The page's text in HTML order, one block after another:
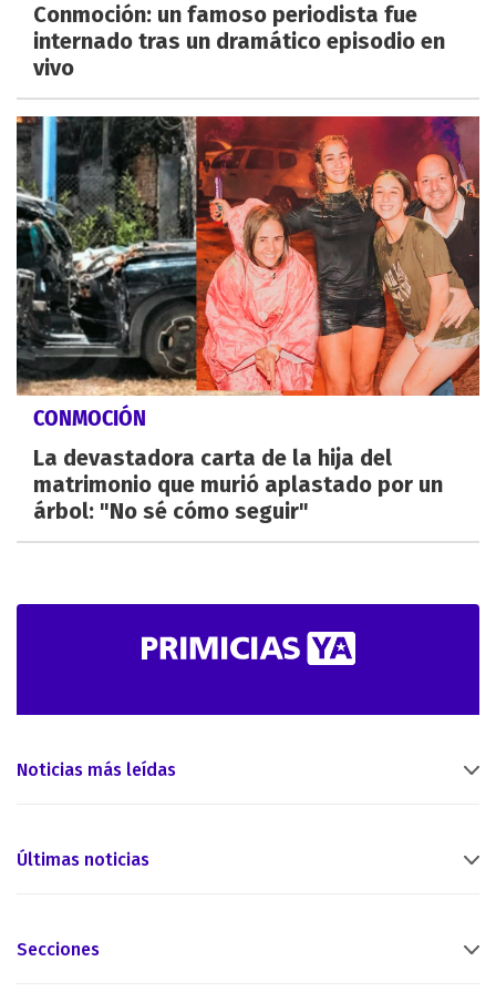
Conmoción: un famoso periodista fue
internado tras un dramático episodio en
vivo
CONMOCIÓN
La devastadora carta de la hija del
matrimonio que murió aplastado por un
árbol: "No sé cómo seguir"
Noticias más leídas
Últimas noticias
Secciones